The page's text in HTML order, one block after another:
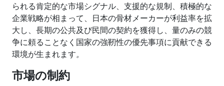
られる肯定的な市場シグナル、支援的な規制、積極的な
企業戦略が相まって、日本の骨材メーカーが利益率を拡
大し、長期の公共及び民間の契約を獲得し、量のみの競
争に頼ることなく国家の強靭性の優先事項に貢献できる
環境が生まれます。
市場の制約